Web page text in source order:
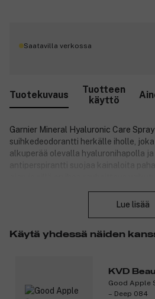
Saatavilla verkossa
Tuotekuvaus
Tuotteen
käyttö
Garnier Mineral Hyaluronic Care
suihkedeodorantti herkälle iholle,
alkuperää olevalla hyaluronihapolla
antiperspirantti suojaa kainaloita
Erittäin hoitava – sopii myös
Rikastettu mineraliitilla*.
72 tunnin** suoja hajuja vastaan.
Tuotenumero:3259233
Lue lisää
Käytä yhdessä näiden
KVD
Good Apple
– Deep 084